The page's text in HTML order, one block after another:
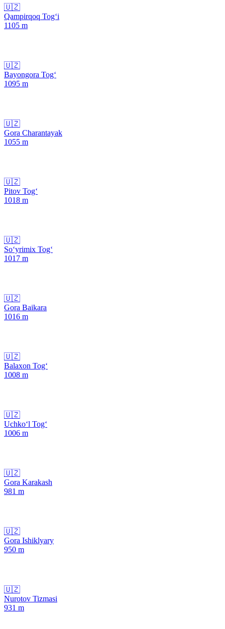
🇺🇿
Qampirqoq Tog‘i
1105 m
🇺🇿
Bayongora Tog‘
1095 m
🇺🇿
Gora Charantayak
1055 m
🇺🇿
Pitov Tog‘
1018 m
🇺🇿
So‘yrimix Tog‘
1017 m
🇺🇿
Gora Baikara
1016 m
🇺🇿
Balaxon Tog‘
1008 m
🇺🇿
Uchko‘l Tog‘
1006 m
🇺🇿
Gora Karakash
981 m
🇺🇿
Gora Ishiklyary
950 m
🇺🇿
Nurotov Tizmasi
931 m